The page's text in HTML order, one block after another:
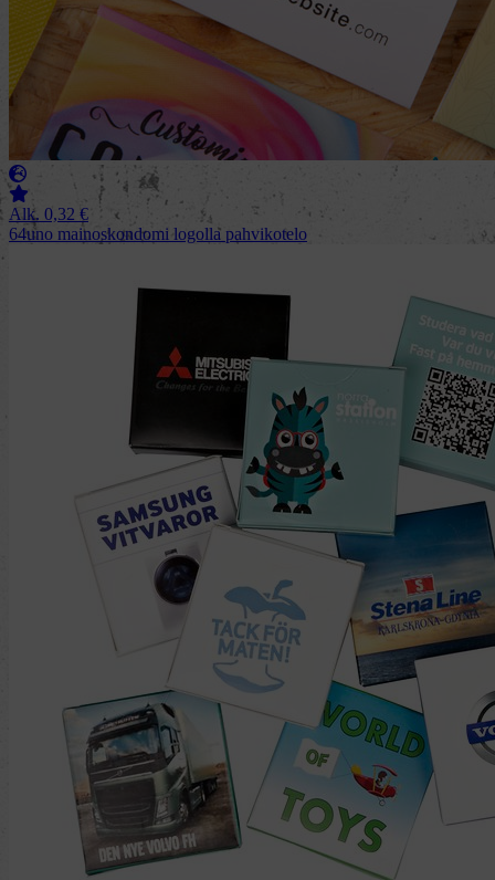
Alk. 0,32 €
64uno mainoskondomi logolla pahvikotelo